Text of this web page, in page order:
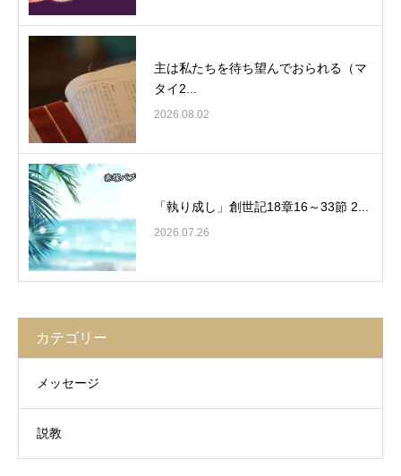
主は私たちを待ち望んでおられる（マ
タイ2...
2026.08.02
「執り成し」創世記18章16～33節 2...
2026.07.26
カテゴリー
メッセージ
説教